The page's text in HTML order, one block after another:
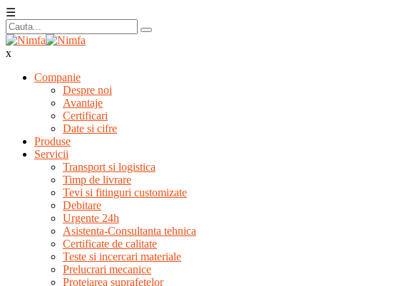
☰
x
Companie
Despre noi
Avantaje
Certificari
Date si cifre
Produse
Servicii
Transport si logistica
Timp de livrare
Tevi si fitinguri customizate
Debitare
Urgente 24h
Asistenta-Consultanta tehnica
Certificate de calitate
Teste si incercari materiale
Prelucrari mecanice
Protejarea suprafetelor